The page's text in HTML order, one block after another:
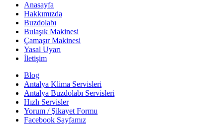
Anasayfa
Hakkımızda
Buzdolabı
Bulaşık Makinesi
Çamaşır Makinesi
Yasal Uyarı
İletişim
Blog
Antalya Klima Servisleri
Antalya Buzdolabı Servisleri
Hızlı Servisler
Yorum / Şikayet Formu
Facebook Sayfamız